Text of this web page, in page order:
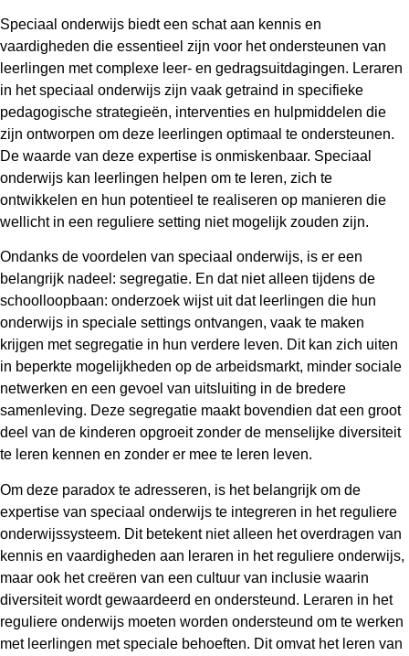
Speciaal onderwijs biedt een schat aan kennis en
vaardigheden die essentieel zijn voor het ondersteunen van
leerlingen met complexe leer- en gedragsuitdagingen. Leraren
in het speciaal onderwijs zijn vaak getraind in specifieke
pedagogische strategieën, interventies en hulpmiddelen die
zijn ontworpen om deze leerlingen optimaal te ondersteunen.
De waarde van deze expertise is onmiskenbaar. Speciaal
onderwijs kan leerlingen helpen om te leren, zich te
ontwikkelen en hun potentieel te realiseren op manieren die
wellicht in een reguliere setting niet mogelijk zouden zijn.
Ondanks de voordelen van speciaal onderwijs, is er een
belangrijk nadeel: segregatie. En dat niet alleen tijdens de
schoolloopbaan: onderzoek wijst uit dat leerlingen die hun
onderwijs in speciale settings ontvangen, vaak te maken
krijgen met segregatie in hun verdere leven. Dit kan zich uiten
in beperkte mogelijkheden op de arbeidsmarkt, minder sociale
netwerken en een gevoel van uitsluiting in de bredere
samenleving. Deze segregatie maakt bovendien dat een groot
deel van de kinderen opgroeit zonder de menselijke diversiteit
te leren kennen en zonder er mee te leren leven.
Om deze paradox te adresseren, is het belangrijk om de
expertise van speciaal onderwijs te integreren in het reguliere
onderwijssysteem. Dit betekent niet alleen het overdragen van
kennis en vaardigheden aan leraren in het reguliere onderwijs,
maar ook het creëren van een cultuur van inclusie waarin
diversiteit wordt gewaardeerd en ondersteund. Leraren in het
reguliere onderwijs moeten worden ondersteund om te werken
met leerlingen met speciale behoeften. Dit omvat het leren van